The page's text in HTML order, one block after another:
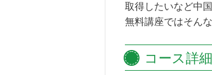
取得したいなど中
無料講座ではそん
コース詳細